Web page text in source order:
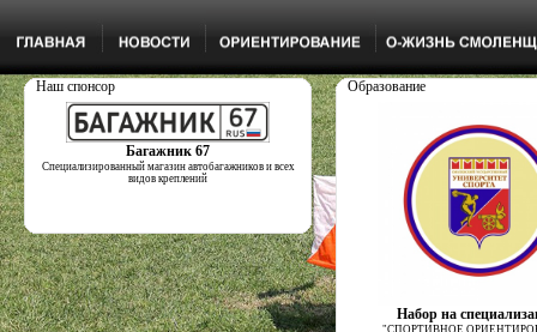
Наш спонсор
Багажник 67
Специализированный магазин автобагажников и всех
видов креплений
Образование
Набор на
"СПОРТИВНОЕ